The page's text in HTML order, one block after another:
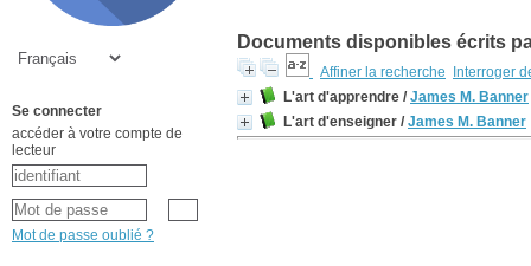
Documents disponibles écrits
Affiner la recherche
Interroger
L'art d'apprendre / James M. Banner
L'art d'enseigner / James M. Banner
Se connecter
accéder à votre compte de
lecteur
Mot de passe oublié ?